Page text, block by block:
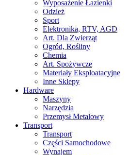
Wyposażenie Łazienki
Odzież
Sport
Elektronika, RTV, AGD
Art. Dla Zwierząt
Ogród, Rośliny
Chemia
Art. Spożywcze
Materiały Eksploatacyjne
Inne Sklepy
Hardware
Maszyny
Narzędzia
Przemysł Metalowy
Transport
Transport
Części Samochodowe
Wynajem